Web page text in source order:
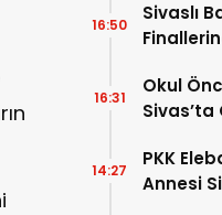
Sivaslı
16:50
Okul
Sivas’ta
16:31
PKK
Annesi
14:27